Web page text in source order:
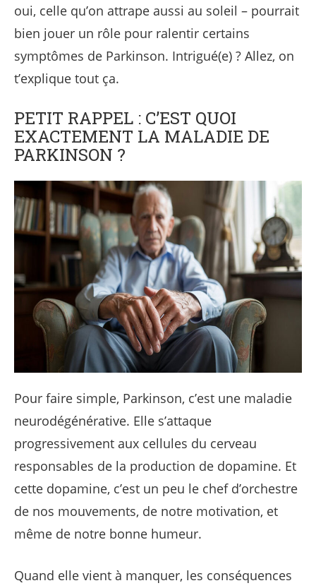
oui, celle qu’on attrape aussi au soleil – pourrait
bien jouer un rôle pour ralentir certains
symptômes de Parkinson. Intrigué(e) ? Allez, on
t’explique tout ça.
PETIT RAPPEL : C’EST QUOI
EXACTEMENT LA MALADIE DE
PARKINSON ?
Pour faire simple, Parkinson, c’est une maladie
neurodégénérative. Elle s’attaque
progressivement aux cellules du cerveau
responsables de la production de dopamine. Et
cette dopamine, c’est un peu le chef d’orchestre
de nos mouvements, de notre motivation, et
même de notre bonne humeur.
Quand elle vient à manquer, les conséquences